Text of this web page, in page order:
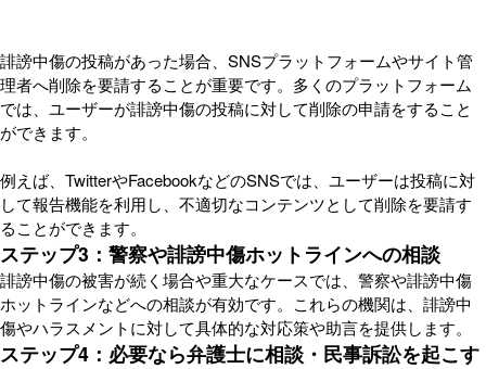
誹謗中傷の投稿があった場合、SNSプラットフォームやサイト管
理者へ削除を要請することが重要です。多くのプラットフォーム
では、ユーザーが誹謗中傷の投稿に対して削除の申請をすること
ができます。
例えば、TwitterやFacebookなどのSNSでは、ユーザーは投稿に対
して報告機能を利用し、不適切なコンテンツとして削除を要請す
ることができます。
ステップ3：警察や誹謗中傷ホットラインへの相談
誹謗中傷の被害が続く場合や重大なケースでは、警察や誹謗中傷
ホットラインなどへの相談が有効です。これらの機関は、誹謗中
傷やハラスメントに対して具体的な対応策や助言を提供します。
ステップ4：必要なら弁護士に相談・民事訴訟を起こす